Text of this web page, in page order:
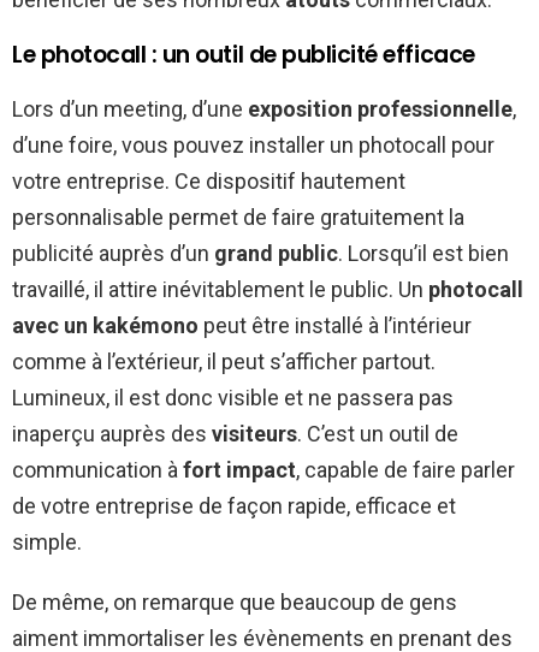
Le photocall : un outil de publicité efficace
Lors d’un meeting, d’une exposition professionnelle,
d’une foire, vous pouvez installer un photocall pour
votre entreprise. Ce dispositif hautement
personnalisable permet de faire gratuitement la
publicité auprès d’un grand public. Lorsqu’il est bien
travaillé, il attire inévitablement le public. Un photocall
avec un kakémono peut être installé à l’intérieur
comme à l’extérieur, il peut s’afficher partout.
Lumineux, il est donc visible et ne passera pas
inaperçu auprès des visiteurs. C’est un outil de
communication à fort impact, capable de faire parler
de votre entreprise de façon rapide, efficace et
simple.
De même, on remarque que beaucoup de gens
aiment immortaliser les évènements en prenant des